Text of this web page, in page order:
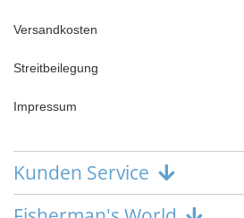
Versandkosten
Streitbeilegung
Impressum
Kunden Service